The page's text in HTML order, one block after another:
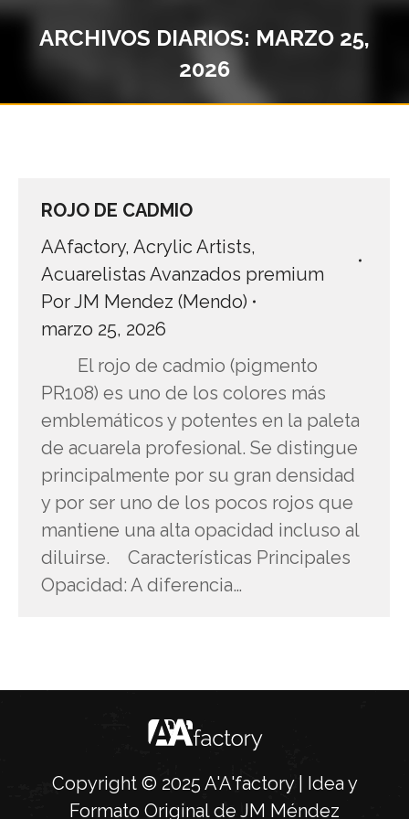
ARCHIVOS DIARIOS: MARZO 25,
2026
Estás aquí:
ROJO DE CADMIO
AAfactory, Acrylic Artists,
Acuarelistas Avanzados premium
PorJM Mendez (Mendo)
marzo 25, 2026
El rojo de cadmio (pigmento
PR108) es uno de los colores más
emblemáticos y potentes en la paleta
de acuarela profesional. Se distingue
principalmente por su gran densidad
y por ser uno de los pocos rojos que
mantiene una alta opacidad incluso al
diluirse. Características Principales
Opacidad: A diferencia…
Copyright © 2025 A'A'factory | Idea y
Formato Original de JM Méndez